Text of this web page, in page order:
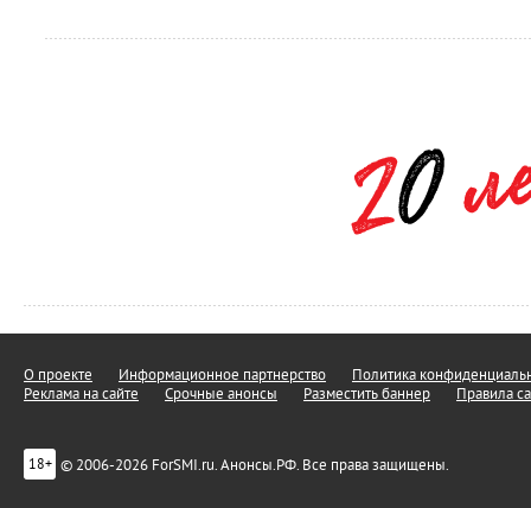
О проекте Информационное партнерство
Политика
Реклама на сайте
Срочные анонсы Разместить баннер Правила
18+ © 2006-2026 ForSMI.ru. Анонсы.РФ. Все права защищены.